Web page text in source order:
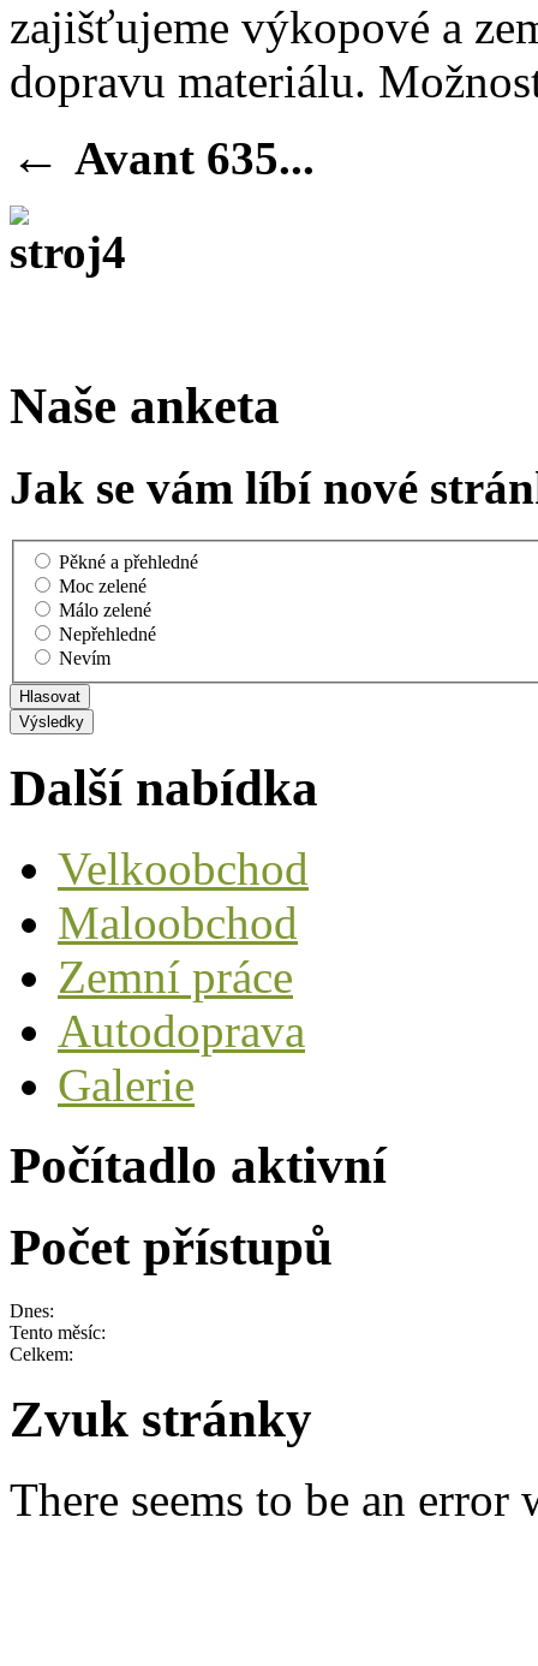
zajišťujeme výkopové a
dopravu materiálu.
← Avant 635...
Naše anketa
Jak se vám líbí nové
Pěkné a přehledné
Moc zelené
Málo zelené
Nepřehledné
Nevím
Další nabídka
Velkoobchod
Maloobchod
Zemní práce
Autodoprava
Galerie
Počítadlo aktivní
Počet přístupů
Dnes:
Tento měsíc:
Celkem:
Zvuk stránky
There seems to be an